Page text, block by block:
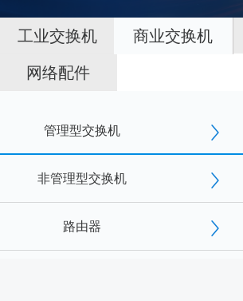
工业交换机 商业交换机
网络配件
管理型交换机
非管理型交换机
路由器